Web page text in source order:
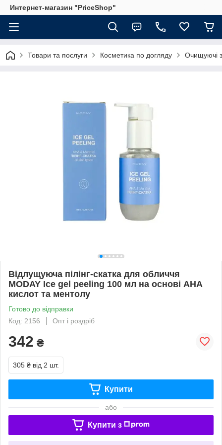
Интернет-магазин "PriceShop"
Товари та послуги Косметика по догляду Очищуючі
Відлущуюча пілінг-скатка для обличчя
MODAY Ice gel peeling 100 мл на основі AHA
кислот та ментолу
Готово до відправки
Код: 2156
Опт і роздріб
342 ₴
305 ₴ від 2 шт.
Купити
або
Купити з